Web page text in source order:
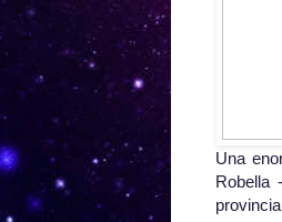
Una
Robella